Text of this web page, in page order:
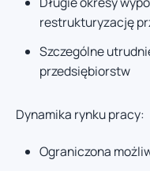
restrukturyzację
Szczególne
przedsiębiorstw
Dynamika rynku pracy:
Ograniczona